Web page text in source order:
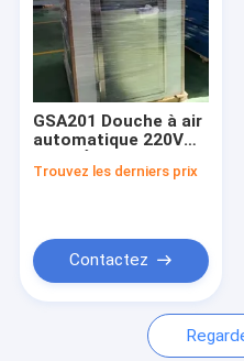
Vidéos
Le spectacle VR
À propos de nous
Visite de l'usine
Nous contacter
Les affaires
GSA201 Douche à air
automatique 220V
industriel de salle
l'élimination des
particules
Trouvez les derniers prix
Contactez